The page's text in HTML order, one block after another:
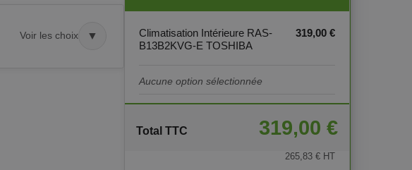
Voir les choix ▼
Climatisation Intérieure RAS-
B13B2KVG-E TOSHIBA
319,00 €
Total TTC 319,00 €
265,83 € HT